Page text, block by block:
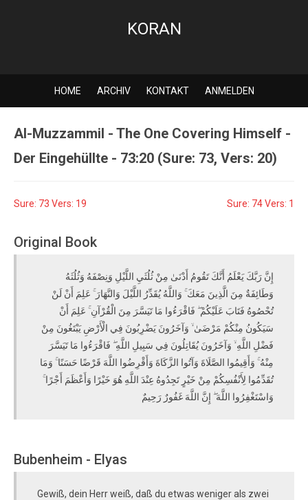
KORAN
HOME ARCHIV KONTAKT ANMELDEN
Al-Muzzammil - The One Covering Himself -
Der Eingehüllte - 73:20 (Sure: 73, Vers: 20)
Sure: 73 Vers: 19 Sure: 74 Vers: 1
Original Book
إِنَّ رَبَّكَ يَعْلَمُ أَنَّكَ تَقُومُ أَدْنَىٰ مِنْ ثُلُثَيِ اللَّيْلِ وَنِصْفَهُ وَثُلُثَهُ
وَطَائِفَةٌ مِنَ الَّذِينَ مَعَكَ ۚ وَاللَّهُ يُقَدِّرُ اللَّيْلَ وَالنَّهَارَ ۚ عَلِمَ أَنْ لَنْ
تُحْصُوهُ فَتَابَ عَلَيْكُمْ ۖ فَاقْرَءُوا مَا تَيَسَّرَ مِنَ الْقُرْآنِ ۚ عَلِمَ أَنْ
سَيَكُونُ مِنْكُمْ مَرْضَىٰ ۙ وَآخَرُونَ يَضْرِبُونَ فِي الْأَرْضِ يَبْتَغُونَ مِنْ
فَضْلِ اللَّهِ ۙ وَآخَرُونَ يُقَاتِلُونَ فِي سَبِيلِ اللَّهِ ۖ فَاقْرَءُوا مَا تَيَسَّرَ
مِنْهُ ۚ وَأَقِيمُوا الصَّلَاةَ وَآتُوا الزَّكَاةَ وَأَقْرِضُوا اللَّهَ قَرْضًا حَسَنًا ۚ وَمَا
تُقَدِّمُوا لِأَنْفُسِكُمْ مِنْ خَيْرٍ تَجِدُوهُ عِنْدَ اللَّهِ هُوَ خَيْرًا وَأَعْظَمَ أَجْرًا ۚ
وَاسْتَغْفِرُوا اللَّهَ ۖ إِنَّ اللَّهَ غَفُورٌ رَحِيمٌ
Bubenheim - Elyas
Gewiß, dein Herr weiß, daß du etwas weniger als zwei